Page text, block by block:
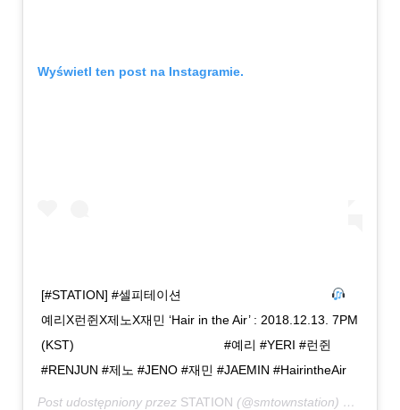
Wyświetl ten post na Instagramie.
[#STATION] #셀피테이션 ⠀⠀⠀⠀⠀⠀⠀⠀⠀⠀⠀⠀⠀⠀⠀⠀
예리X런쥔X제노X재민 ‘Hair in the Air’ : 2018.12.13. 7PM
(KST) ⠀⠀⠀⠀⠀⠀⠀⠀⠀⠀⠀⠀⠀⠀⠀⠀ #예리 #YERI #런쥔
#RENJUN #제노 #JENO #재민 #JAEMIN #HairintheAir
Post udostępniony przez STATION (@smtownstation) Gru 3,